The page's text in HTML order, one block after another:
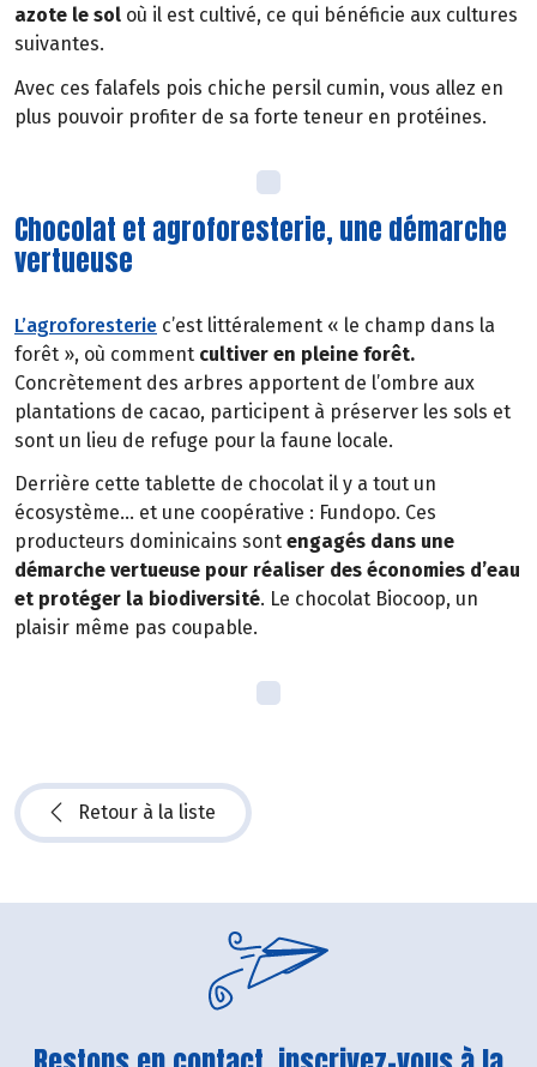
azote le sol où il est cultivé, ce qui bénéficie aux cultures
suivantes.
Avec ces falafels pois chiche persil cumin, vous allez en
plus pouvoir profiter de sa forte teneur en protéines.
Chocolat et agroforesterie, une démarche
vertueuse
L’agroforesterie c’est littéralement « le champ dans la
forêt », où comment cultiver en pleine forêt.
Concrètement des arbres apportent de l’ombre aux
plantations de cacao, participent à préserver les sols et
sont un lieu de refuge pour la faune locale.
Derrière cette tablette de chocolat il y a tout un
écosystème… et une coopérative : Fundopo. Ces
producteurs dominicains sont engagés dans une
démarche vertueuse pour réaliser des économies d’eau
et protéger la biodiversité. Le chocolat Biocoop, un
plaisir même pas coupable.
Retour à la liste